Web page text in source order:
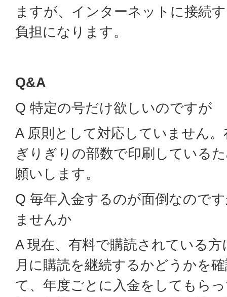
ますが、インターネットに接続
負担になります。
Q&A
Q 特定の号だけ欲しいのですが
A 原則として対応していません
ぎりぎりの部数で印刷している
願いします。
Q 毎年入金するのが面倒なので
ませんか
A 現在、有料で購読されている
月に購読を継続するかどうかを
て、年度ごとに入金をしてもら